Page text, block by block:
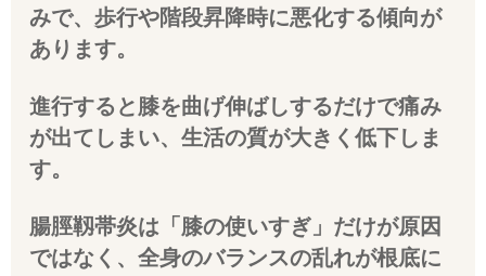
みで、歩行や階段昇降時に悪化する傾向が
あります。
進行すると膝を曲げ伸ばしするだけで痛み
が出てしまい、生活の質が大きく低下しま
す。
腸脛靱帯炎は「膝の使いすぎ」だけが原因
ではなく、全身のバランスの乱れが根底に